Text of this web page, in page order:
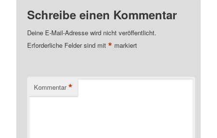
Schreibe einen Kommentar
Deine E-Mail-Adresse wird nicht veröffentlicht.
Erforderliche Felder sind mit* markiert
Kommentar *